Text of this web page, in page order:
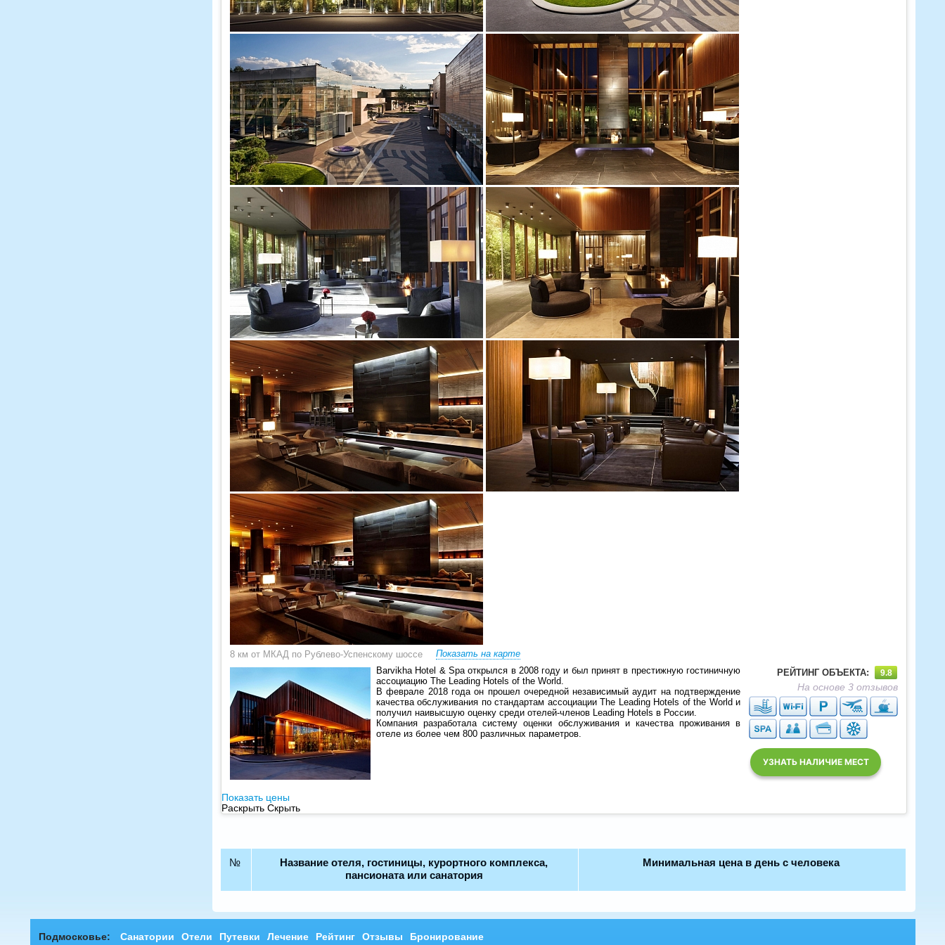
8 км от МКАД по Рублево-Успенскому шоссе Показать на карте
Barvikha Hotel & Spa открылся в 2008 году и был принят в престижную гостиничную
ассоциацию The Leading Hotels of the World.
В феврале 2018 года он прошел очередной независимый аудит на подтверждение
качества обслуживания по стандартам ассоциации The Leading Hotels of the World и
получил наивысшую оценку среди отелей-членов Leading Hotels в России.
Компания разработала систему оценки обслуживания и качества проживания в
отеле из более чем 800 различных параметров.
РЕЙТИНГ ОБЪЕКТА: 9.8
На основе 3 отзывов
УЗНАТЬ НАЛИЧИЕ МЕСТ
Показать цены
Раскрыть Скрыть
№
Название отеля, гостиницы, курортного комплекса,
пансионата или санатория
Минимальная цена в день с человека
Подмосковье: Санатории Отели Путевки Лечение Рейтинг Отзывы Бронирование